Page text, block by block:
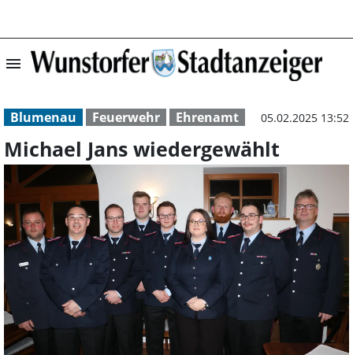
menu Michael Jans
Blumenau Feuerwehr Ehrenamt 05.02.2025 13:52
Michael Jans wiedergewählt